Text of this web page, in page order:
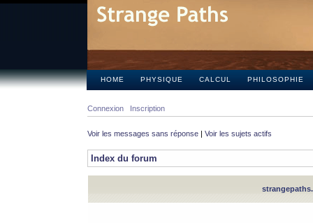
HOME PHYSIQUE CALCUL PHILOSOPHIE
Connexion Inscription
Voir les messages sans réponse | Voir les sujets actifs
Index du forum